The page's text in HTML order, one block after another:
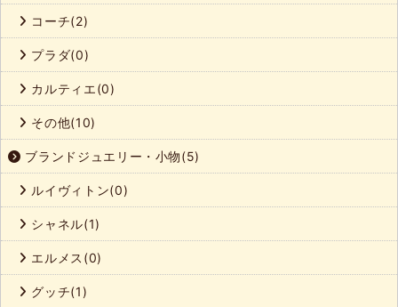
コーチ(2)
プラダ(0)
カルティエ(0)
その他(10)
ブランドジュエリー・小物(5)
ルイヴィトン(0)
シャネル(1)
エルメス(0)
グッチ(1)